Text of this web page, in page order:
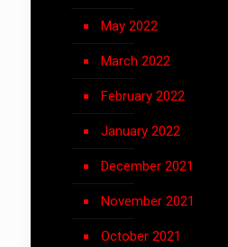
May 2022
March 2022
February 2022
January 2022
December 2021
November 2021
October 2021